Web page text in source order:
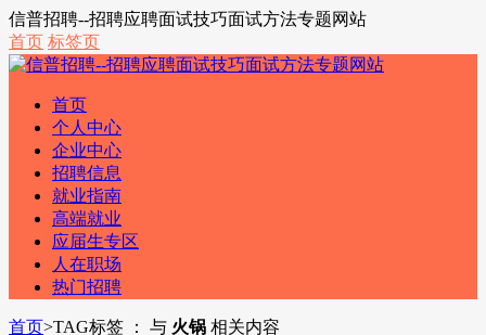
信普招聘--招聘应聘面试技巧面试方法专题网站
首页 标签页
首页
个人中心
企业中心
招聘信息
就业指南
高端就业
应届生专区
人在职场
热门招聘
首页>TAG标签 ： 与 火锅 相关内容